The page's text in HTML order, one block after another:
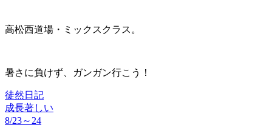
高松西道場・ミックスクラス。
暑さに負けず、ガンガン行こう！
徒然日記
投
稿
成長著しい
8/23～24